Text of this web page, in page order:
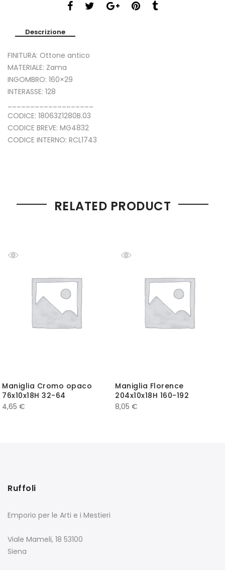
Descrizione
FINITURA: Ottone antico
MATERIALE: Zama
INGOMBRO: 160×29
INTERASSE: 128
CODICE: 18063Z1280B.03
CODICE BREVE: MG4832
CODICE INTERNO: RCL1743
RELATED PRODUCT
Maniglia Cromo opaco
76x10x18H 32-64
4,65 €
Maniglia Florence
204x10x18H 160-192
8,05 €
Ruffoli
Emporio per le Arti e i Mestieri
Viale Mameli, 18 53100
Siena